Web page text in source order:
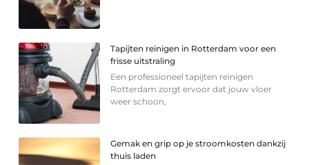
Tapijten reinigen in Rotterdam voor een
frisse uitstraling
Een professioneel tapijten reinigen
Rotterdam zorgt ervoor dat jouw vloer
weer schoon,
Gemak en grip op je stroomkosten dankzij
thuis laden